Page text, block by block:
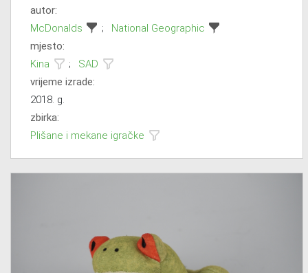
autor:
McDonalds
;
National Geographic
mjesto:
Kina
;
SAD
vrijeme izrade:
2018. g.
zbirka:
Plišane i mekane igračke